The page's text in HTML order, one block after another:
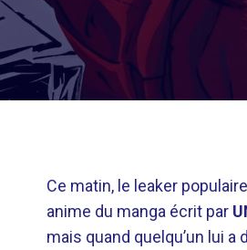
Ce matin, le leaker
anime du manga écrit par
mais quand quelqu’un lui